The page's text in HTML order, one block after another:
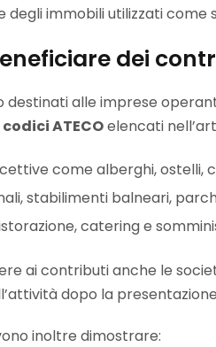
degli immobili utilizzati come
dei
destinati alle imprese
codici ATECOelencati
come alberghi, ostelli,
stabilimenti balneari,
catering e
ai contributi anche le
dopo la
inoltre dimostrare: